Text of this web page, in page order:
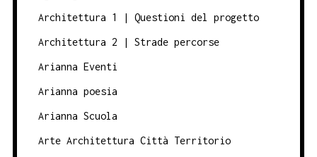
Architettura 1 | Questioni del progetto
Architettura 2 | Strade percorse
Arianna Eventi
Arianna poesia
Arianna Scuola
Arte Architettura Città Territorio